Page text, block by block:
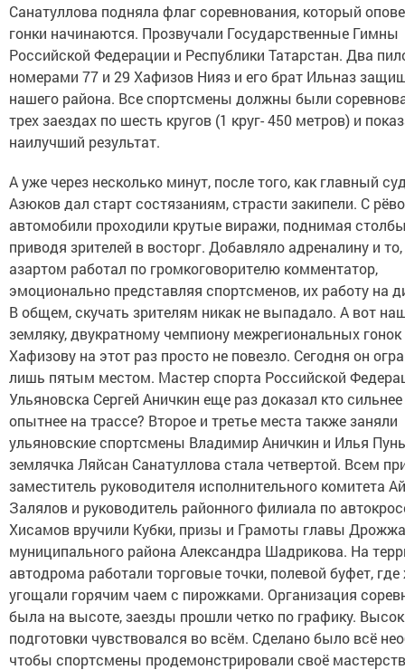
Санатуллова подняла флаг соревнования, который
гонки начинаются. Прозвучали Государственные Гимны
Российской Федерации и Республики Татарстан. Два
номерами 77 и 29 Хафизов Нияз и его брат Ильназ
нашего района. Все спортсмены должны были
трех заездах по шесть кругов (1 круг- 450 метров) и
наилучший результат.
А уже через несколько минут, после того, как главный
Азюков дал старт состязаниям, страсти закипели. С
автомобили проходили крутые виражи, поднимая
приводя зрителей в восторг. Добавляло адреналину и
азартом работал по громкоговорителю комментатор,
эмоционально представляя спортсменов, их работу на
В общем, скучать зрителям никак не выпадало. А вот
земляку, двукратному чемпиону межрегиональных
Хафизову на этот раз просто не повезло. Сегодня он
лишь пятым местом. Мастер спорта Российской
Ульяновска Сергей Аничкин еще раз доказал кто сильнее
опытнее на трассе? Второе и третье места также заняли
ульяновские спортсмены Владимир Аничкин и Илья
землячка Ляйсан Санатуллова стала четвертой. Всем
заместитель руководителя исполнительного комитета
Залялов и руководитель районного филиала по
Хисамов вручили Кубки, призы и Грамоты главы
муниципального района Александра Шадрикова. На
автодрома работали торговые точки, полевой буфет,
угощали горячим чаем с пирожками. Организация
была на высоте, заезды прошли четко по графику.
подготовки чувствовался во всём. Сделано было всё
чтобы спортсмены продемонстрировали своё